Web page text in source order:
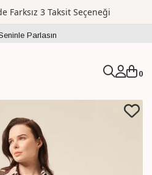
Farksız 3 Taksit Seçeneği
Parlasın
0